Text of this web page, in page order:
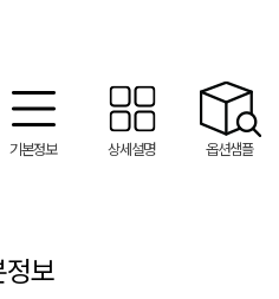
기본정보 상세설명 옵션샘플
정보